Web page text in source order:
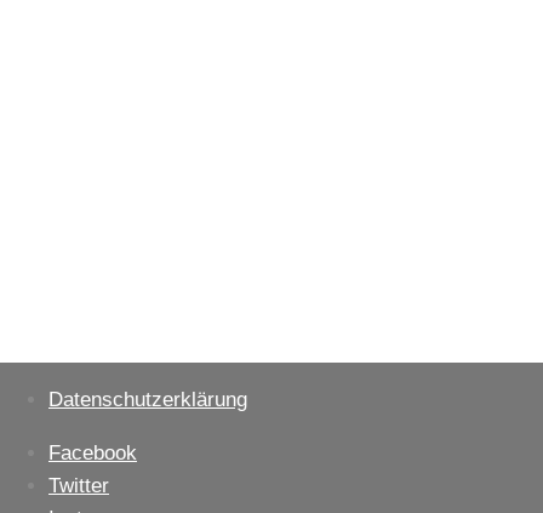
Datenschutzerklärung
Facebook
Twitter